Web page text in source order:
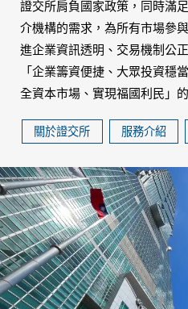
證交所肩負國家政策，同時滿
介機構的需求，為所有市場參
進企業資訊透明、交易機制公
「企業籌資便捷、大眾投資穩
全資本市場、實現福國利民」
關於證交所 服務介紹